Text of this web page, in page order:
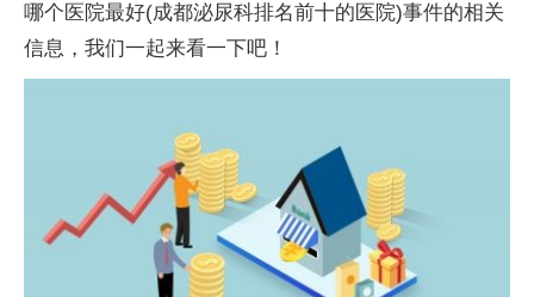
哪个医院最好(成都泌尿科排名前十的医院)事件的相关
信息，我们一起来看一下吧！